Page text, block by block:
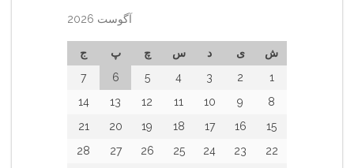
آگوست 2026
ش ی د س چ پ
ج
1
2
3
4
5
6
7
8
9
10
11
12
13
14
15
16
17
18
19
20
21
22
23
24
25
26
27
28